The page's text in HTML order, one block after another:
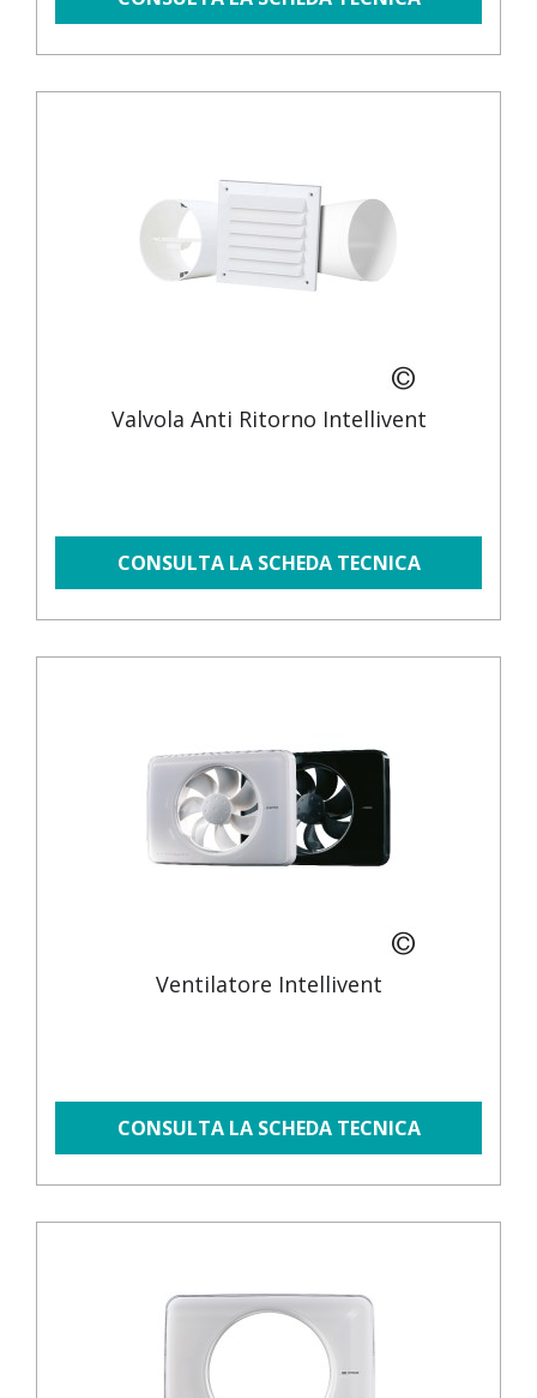
Valvola Anti Ritorno Intellivent
CONSULTA LA SCHEDA TECNICA
Ventilatore Intellivent
CONSULTA LA SCHEDA TECNICA